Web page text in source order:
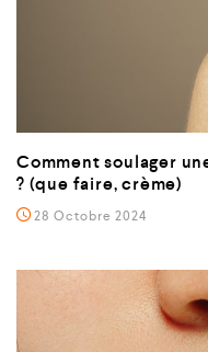
Comment soulager
? (que faire, crème)
28 Octobre 2024